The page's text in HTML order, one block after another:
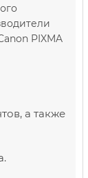
PIXMA
а также